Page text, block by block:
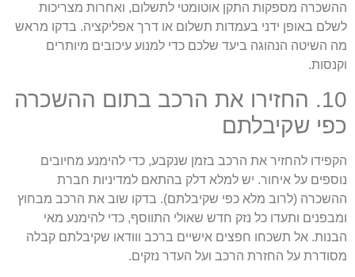
מספקות התקן אוטומטי לתשלום, ואחרות מצריכות
באופן ידני בעמדות תשלום או דרך אפליקציה. בדקו מראש
השיטה הנהוגה ביעד שלכם כדי למנוע עיכובים מיותרים
10. החזירו את הרכב בתום ההשכרה
שקיבלתם
להחזיר את הרכב בזמן שנקבע, כדי להימנע מחיובים
על איחור. יש למלא דלק בהתאם למדיניות חברת
(לרוב מלא כפי שקיבלתם). בדקו שוב את הרכב מבחוץ
ותעדו כל נזק חדש שאולי התווסף, כדי להימנע מאי
אל תשכחו חפצים אישיים ברכב ווודאו שקיבלתם קבלה
על החזרת הרכב ועל העדר נזקים.